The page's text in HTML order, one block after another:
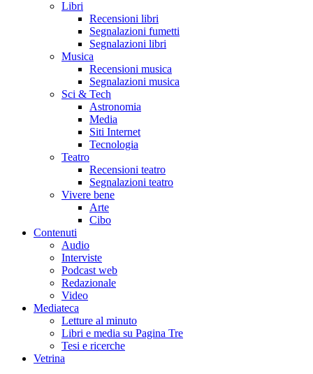
Libri
Recensioni libri
Segnalazioni fumetti
Segnalazioni libri
Musica
Recensioni musica
Segnalazioni musica
Sci & Tech
Astronomia
Media
Siti Internet
Tecnologia
Teatro
Recensioni teatro
Segnalazioni teatro
Vivere bene
Arte
Cibo
Contenuti
Audio
Interviste
Podcast web
Redazionale
Video
Mediateca
Letture al minuto
Libri e media su Pagina Tre
Tesi e ricerche
Vetrina